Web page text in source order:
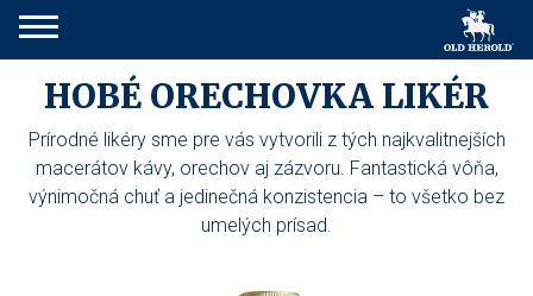
HOBÉ ORECHOVKA LIKÉR
Prírodné likéry sme pre vás vytvorili z tých najkvalitnejších
macerátov kávy, orechov aj zázvoru. Fantastická vôňa,
výnimočná chuť a jedinečná konzistencia – to všetko bez
umelých prísad.